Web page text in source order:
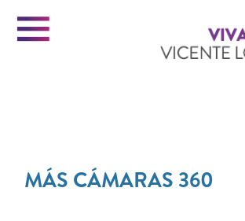
Menu
MÁS CÁMARAS 360